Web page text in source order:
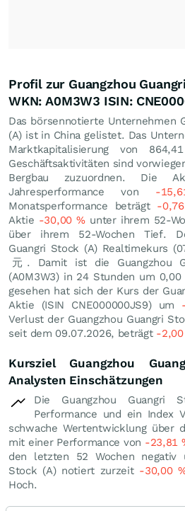
Profil zur Guangzhou
WKN: A0M3W3 ISIN:
Das börsennotierte Unternehmen
(A) ist in China gelistet. Das
Marktkapitalisierung von
Geschäftsaktivitäten sind
Bergbau zuzuordnen. Die
Jahresperformance von -
Monatsperformance beträgt -0,76
Aktie -30,00%unter ihrem 52-
über ihrem 52-Wochen Tief.
Guangri Stock (A) Realtimekurs (
元 . Damit ist die Guangzhou
(A0M3W3) in 24 Stunden um 0,00
gesehen hat sich der Kurs der
Aktie (ISIN CNE000000JS9) um
Verlust der Guangzhou Guangri
seit dem 09.07.2026, beträgt -2,00
Kursziel Guangzhou
Analysten Einschätzungen
Die Guangzhou Guangri
Performance und ein Index
schwache Wertentwicklung über
mit einer Performance von -23,81
den letzten 52 Wochen negativ
Stock (A) notiert zurzeit -30,00
Hoch.